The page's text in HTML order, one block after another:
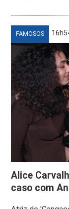
FAMOSOS
Alice
caso com